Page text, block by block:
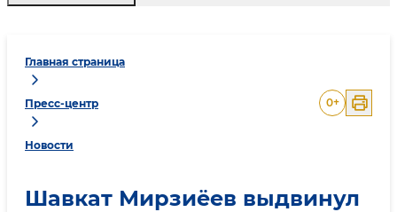
Главная страница
Пресс-центр
Новости
0+
Шавкат Мирзиёев выдвинул